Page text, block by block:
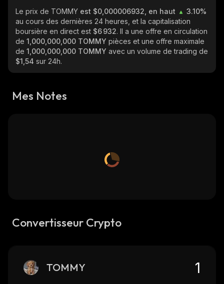
Le prix de TOMMY est $0,000006932, en haut
3.10%
au cours des dernières 24 heures, et la capitalisation
boursière en direct est $6 932. Il a une offre en circulation
de 1,000,000,000 TOMMY pièces et une offre maximale
de 1,000,000,000 TOMMY avec un volume de trading de
$1,54 sur 24h.
Mes Notes
Convertisseur Crypto
TOMMY